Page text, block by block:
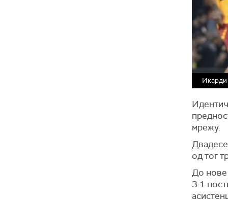
Икарди
мрежу.
од тог
До нове
3:1